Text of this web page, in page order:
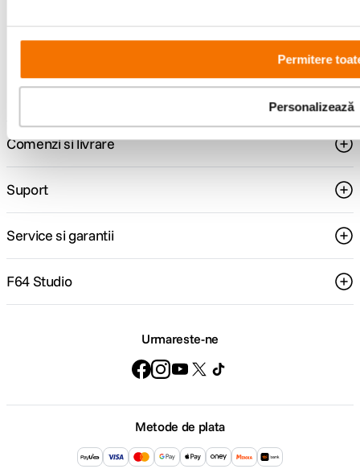
Permitere
Personalizează
Livrare gratuita
499lei
Comenzi si livrare
Suport
Service si garantii
F64 Studio
Urmareste-ne
Metode de plata